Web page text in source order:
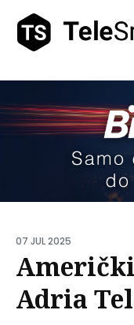
07 JUL 2025
Adria